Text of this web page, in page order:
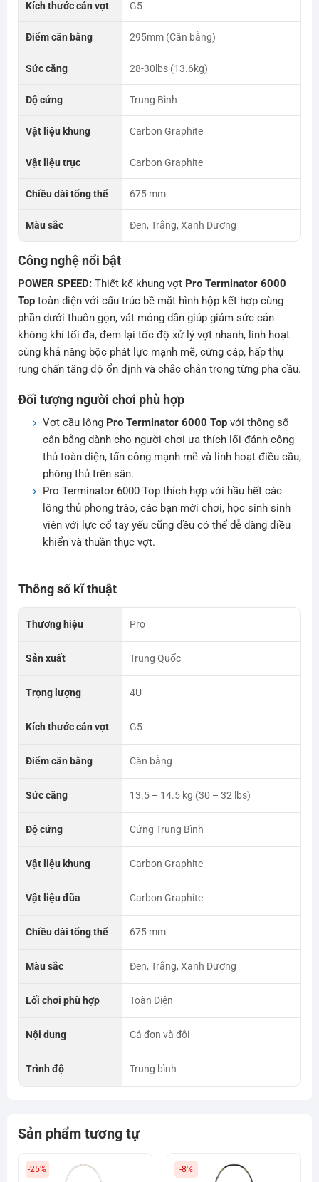
Kích thước cán vợt G5
Điểm cân bằng 295mm (Cân bằng)
Sức căng 28-30lbs (13.6kg)
Độ cứng Trung Bình
Vật liệu khung Carbon Graphite
Vật liệu trục Carbon Graphite
Chiều dài tổng thể 675 mm
Màu sắc Đen, Trắng, Xanh Dương
Công nghệ nổi bật
POWER SPEED:Thiết kế khung vợt Pro Terminator 6000
Toptoàn diện với cấu trúc bề mặt hình hộp kết hợp cùng
phần dưới thuôn gọn, vát mỏng dần giúp giảm sức cản
không khí tối đa, đem lại tốc độ xử lý vợt nhanh, linh hoạt
cùng khả năng bộc phát lực mạnh mẽ, cứng cáp, hấp thụ
rung chấn tăng độ ổn định và chắc chắn trong từng pha cầu.
Đối tượng người chơi phù hợp
Vợt cầu lông Pro Terminator 6000 Topvới thông số
cân bằng dành cho người chơi ưa thích lối đánh công
thủ toàn diện, tấn công mạnh mẽ và linh hoạt điều cầu,
phòng thủ trên sân.
Pro Terminator 6000 Top thích hợp với hầu hết các
lông thủ phong trào, các bạn mới chơi, học sinh sinh
viên với lực cổ tay yếu cũng đều có thể dễ dàng điều
khiển và thuần thục vợt.
Thông số kĩ thuật
Thương hiệu Pro
Sản xuất Trung Quốc
Trọng lượng 4U
Kích thước cán vợt G5
Điểm cân bằng Cân bằng
Sức căng 13.5 – 14.5 kg (30 – 32 lbs)
Độ cứng Cứng Trung Bình
Vật liệu khung Carbon Graphite
Vật liệu đũa Carbon Graphite
Chiều dài tổng thể 675 mm
Màu sắc Đen, Trắng, Xanh Dương
Lối chơi phù hợp Toàn Diện
Nội dung Cả đơn và đôi
Trình độ Trung bình
Sản phẩm tương tự
-25% -8%